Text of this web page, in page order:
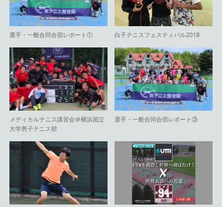
選手・一般合同合宿レポート① 白子テニスフェスティバル2018
メディカルテニス講習会＠横浜国立
大学男子テニス部
選手・一般合同合宿レポート③